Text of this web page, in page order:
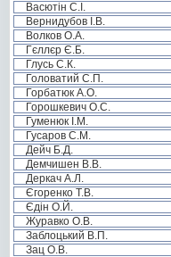
Васютін С.І.
Вернидубов І.В.
Волков О.А.
Гєллєр Є.Б.
Глусь С.К.
Головатий С.П.
Горбатюк А.О.
Горошкевич О.С.
Гуменюк І.М.
Гусаров С.М.
Дейч Б.Д.
Демчишен В.В.
Деркач А.Л.
Єгоренко Т.В.
Єдін О.Й.
Журавко О.В.
Заблоцький В.П.
Зац О.В.